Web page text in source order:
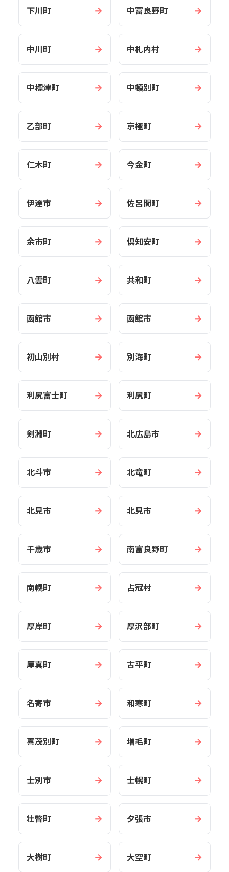
下川町 → 中富良野町 →
中川町 → 中札内村 →
中標津町 → 中頓別町 →
乙部町 → 京極町 →
仁木町 → 今金町 →
伊達市 → 佐呂間町 →
余市町 → 倶知安町 →
八雲町 → 共和町 →
函館市 → 函館市 →
初山別村 → 別海町 →
利尻富士町 → 利尻町 →
剣淵町 → 北広島市 →
北斗市 → 北竜町 →
北見市 → 北見市 →
千歳市 → 南富良野町 →
南幌町 → 占冠村 →
厚岸町 → 厚沢部町 →
厚真町 → 古平町 →
名寄市 → 和寒町 →
喜茂別町 → 増毛町 →
士別市 → 士幌町 →
壮瞥町 → 夕張市 →
大樹町 → 大空町 →